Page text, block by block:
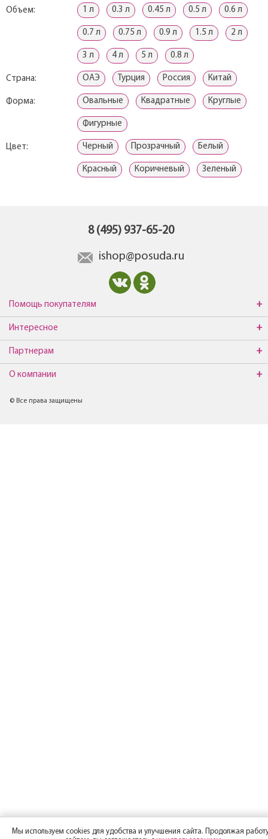
Объем: 1 л 0.3 л 0.45 л 0.5 л 0.6 л
0.7 л 0.75 л 0.9 л 1.5 л 2 л
3 л 4 л 5 л 0.8 л
Страна: ОАЭ Турция Россия Китай
Форма: Овальные Квадратные Круглые
Фигурные
Цвет: Черный Прозрачный Белый
Красный Коричневый Зеленый
8 (495) 937-65-20
ishop@posuda.ru
Помощь покупателям
Интересное
Партнерам
О компании
© Все права защищены
Мы используем cookies для удобства и улучшения сайта. Продолжая